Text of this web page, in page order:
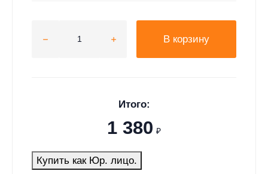
В корзину
Итого:
1 380 ₽
Купить как Юр. лицо.